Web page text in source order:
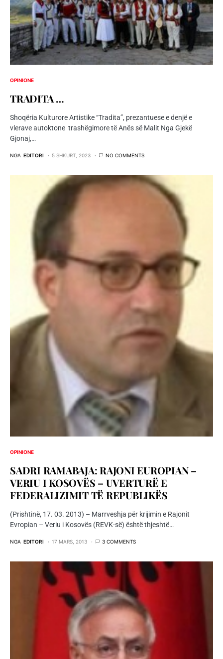
OPINIONE
TRADITA …
Shoqëria Kulturore Artistike “Tradita”, prezantuese e denjë e
vlerave autoktone trashëgimore të Anës së Malit Nga Gjekë
Gjonaj,…
NGA EDITORI 5 SHKURT, 2023 NO COMMENTS
OPINIONE
SADRI RAMABAJA: RAJONI EUROPIAN –
VERIU I KOSOVËS – UVERTURË E
FEDERALIZIMIT TË REPUBLIKËS
(Prishtinë, 17. 03. 2013) – Marrveshja për krijimin e Rajonit
Evropian – Veriu i Kosovës (REVK-së) është thjeshtë…
NGA EDITORI 17 MARS, 2013 3 COMMENTS